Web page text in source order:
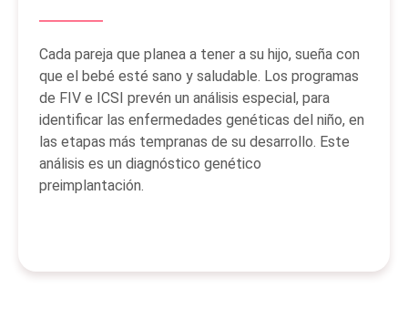
Cada pareja que planea a tener a su hijo, sueña con
que el bebé esté sano y saludable. Los programas
de FIV e ICSI prevén un análisis especial, para
identificar las enfermedades genéticas del niño, en
las etapas más tempranas de su desarrollo. Este
análisis es un diagnóstico genético
preimplantación.